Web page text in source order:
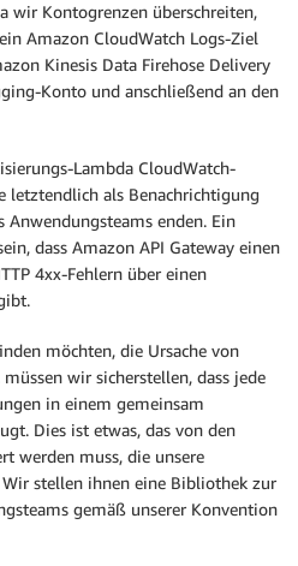
wir Kontogrenzen überschreiten,
Amazon CloudWatch Logs-Ziel
Kinesis Data Firehose Delivery
Konto und anschließend an den
Lambda CloudWatch-
letztendlich als Benachrichtigung
Anwendungsteams enden. Ein
dass Amazon API Gateway einen
4xx-Fehlern über einen
möchten, die Ursache von
wir sicherstellen, dass jede
in einem gemeinsam
Dies ist etwas, das von den
werden muss, die unsere
stellen ihnen eine Bibliothek zur
gemäß unserer Konvention